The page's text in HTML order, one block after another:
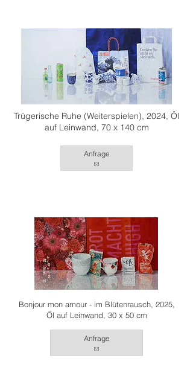
Trügerische Ruhe (Weiterspielen), 2024, Öl
auf Leinwand, 70 x 140 cm
Anfrage
Bonjour mon amour - im Blütenrausch, 2025,
Öl auf Leinwand, 30 x 50 cm
Anfrage